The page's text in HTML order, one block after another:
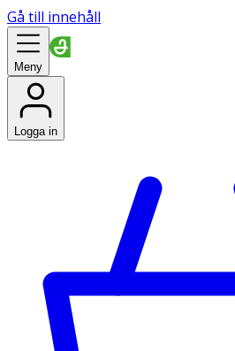
Gå till innehåll
Meny
Logga in